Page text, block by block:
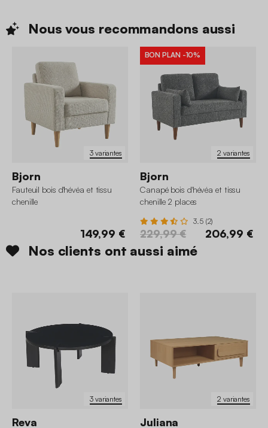
Nous vous recommandons aussi
3 variantes
Bjorn
Fauteuil bois d'hévéa et tissu
chenille
149,99 €
2 variantes
BON PLAN -10%
Bjorn
Canapé bois d'hévéa et tissu
chenille 2 places
3.5 (2)
229,99 € 206,99 €
Nos clients ont aussi aimé
3 variantes
Reva
2 variantes
Juliana